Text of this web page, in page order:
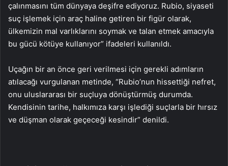
çalınmasını tüm dünyaya deşifre ediyoruz. Rubio, siyaseti
suç işlemek için araç haline getiren bir figür olarak,
ülkemizin mal varlıklarını soymak ve talan etmek amacıyla
bu gücü kötüye kullanıyor” ifadeleri kullanıldı.
Uçağın bir an önce geri verilmesi için gerekli adımların
atılacağı vurgulanan metinde, “Rubio’nun hissettiği nefret,
onu uluslararası bir suçluya dönüştürmüş durumda.
Kendisinin tarihe, halkımıza karşı işlediği suçlarla bir hırsız
ve düşman olarak geçeceği kesindir” denildi.